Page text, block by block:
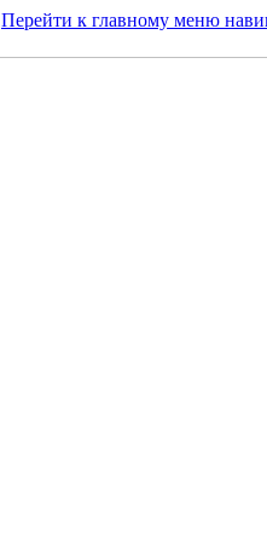
Перейти к главному меню